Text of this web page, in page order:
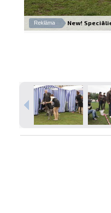
Reklāma New!